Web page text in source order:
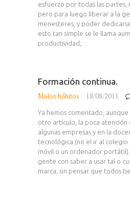
esfuerzo por todas las partes,
pero para luego liberar a la
menesteres, y poder
esto tan simple se le llama
productividad,…
Formación continua.
Malos hábitos 18/08/2011
Ya hemos comentado,
otro artículo, la poca atención
algunas empresas y en la
tecnológica (no el ir al
móvil o un ordenador
gente con saber a usar tal o
marca, sin pensar que todos